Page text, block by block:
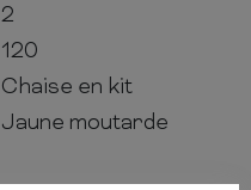
2
120
Chaise en kit
Jaune moutarde